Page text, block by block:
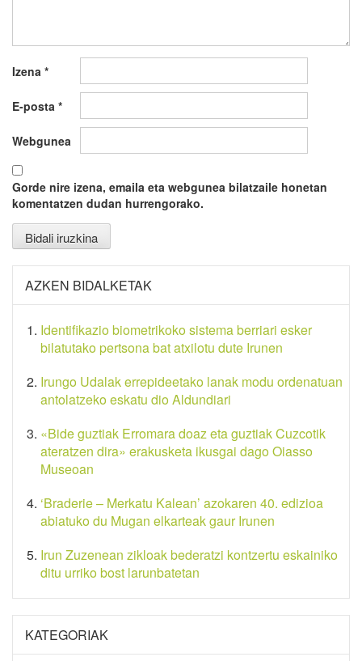
Izena *
E-posta *
Webgunea
Gorde nire izena, emaila eta webgunea bilatzaile honetan
komentatzen dudan hurrengorako.
AZKEN BIDALKETAK
Identifikazio biometrikoko sistema berriari esker
bilatutako pertsona bat atxilotu dute Irunen
Irungo Udalak errepideetako lanak modu ordenatuan
antolatzeko eskatu dio Aldundiari
«Bide guztiak Erromara doaz eta guztiak Cuzcotik
ateratzen dira» erakusketa ikusgai dago Oiasso
Museoan
‘Braderie – Merkatu Kalean’ azokaren 40. edizioa
abiatuko du Mugan elkarteak gaur Irunen
Irun Zuzenean zikloak bederatzi kontzertu eskainiko
ditu urriko bost larunbatetan
KATEGORIAK